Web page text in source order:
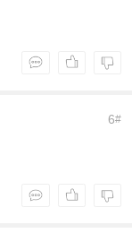
6#